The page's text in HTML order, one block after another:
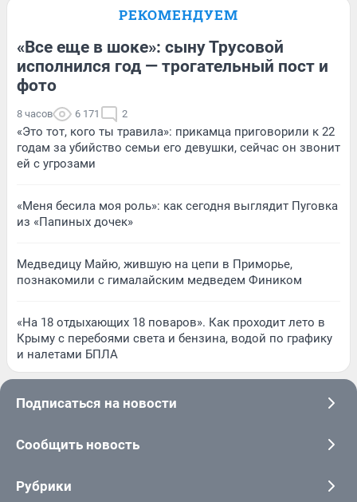
РЕКОМЕНДУЕМ
«Все еще в шоке»: сыну Трусовой
исполнился год — трогательный пост и
фото
8 часов 6 171 2
«Это тот, кого ты травила»: прикамца приговорили к 22
годам за убийство семьи его девушки, сейчас он звонит
ей с угрозами
«Меня бесила моя роль»: как сегодня выглядит Пуговка
из «Папиных дочек»
Медведицу Майю, жившую на цепи в Приморье,
познакомили с гималайским медведем Фиником
«На 18 отдыхающих 18 поваров». Как проходит лето в
Крыму с перебоями света и бензина, водой по графику
и налетами БПЛА
Подписаться на новости
Сообщить новость
Рубрики